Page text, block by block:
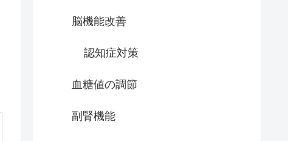
脳機能改善
認知症対策
血糖値の調節
副腎機能